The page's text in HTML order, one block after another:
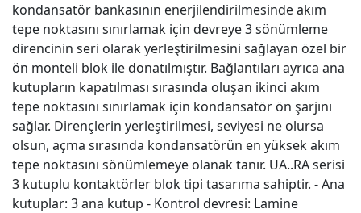
kondansatör bankasının enerjilendirilmesinde akım
tepe noktasını sınırlamak için devreye 3 sönümleme
direncinin seri olarak yerleştirilmesini sağlayan özel bir
ön monteli blok ile donatılmıştır. Bağlantıları ayrıca ana
kutupların kapatılması sırasında oluşan ikinci akım
tepe noktasını sınırlamak için kondansatör ön şarjını
sağlar. Dirençlerin yerleştirilmesi, seviyesi ne olursa
olsun, açma sırasında kondansatörün en yüksek akım
tepe noktasını sönümlemeye olanak tanır. UA..RA serisi
3 kutuplu kontaktörler blok tipi tasarıma sahiptir. - Ana
kutuplar: 3 ana kutup - Kontrol devresi: Lamine